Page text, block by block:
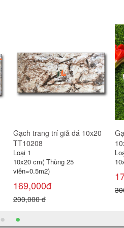
Gạch trang trí giả đá 10x20
TT10202
Loại 1
10x20 cm( Thùng 25
viên=0.5m2)
169,000đ
200,000 đ